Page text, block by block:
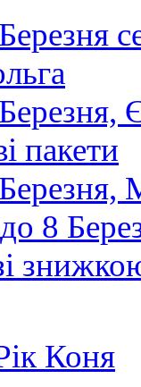
пакети
8
Коня